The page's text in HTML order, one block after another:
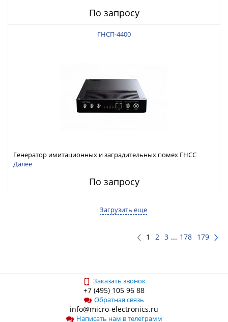
По запросу
ГНСП-4400
Генератор имитационных и заградительных помех ГНСС
RFТех ГНСП-4400
Далее
По запросу
Загрузить еще
1 2 3 ... 178 179
Заказать звонок
+7 (495) 105 96 88
Обратная связь
info@micro-electronics.ru
Написать нам в телеграмм